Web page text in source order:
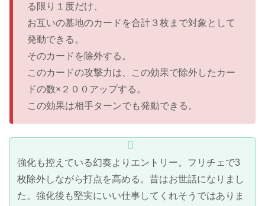
る限り１度だけ、
お互いの墓地のカードを合計３枚まで対象として
発動できる。
そのカードを除外する。
このカードの攻撃力は、この効果で除外したカー
ドの数×２００アップする。
この効果は相手ターンでも発動できる。
強化も控えている幻奏よりエントリー。フリチェで3
枚除外しながら打点を高める。昔はお世話になりまし
た。強化後も堅実にいい仕事してくれそうではありま